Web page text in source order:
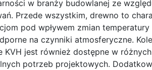
w branży budowlanej ze
Przede wszystkim, drewno to
pod wpływem zmian
na czynniki atmosferyczne.
jest również dostępne w
potrzeb projektowych.